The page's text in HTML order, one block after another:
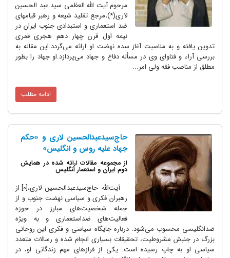
مرحوم آیت الله العظمی سید عبد الحسین
لاری(*)،مرجع تقلید شیعه و رهبر قیامهای
ضد استعماری و استبدادی جنوب ایران در
نیمه اول قرن‌ چهار دهم هجری قمری
به مناسبت آغاز سده نهضت او ارائه می‌گردد.این مقاله به
وی‌ در مسأله دفاع و جهاد می‌پردازد.او جهاد را بطور
فقه ولی امر...
حاج‌سیدعبدالحسین لاری و «حکم
جهاد علیه روس و انگلیس»
از مجموعه مقالات ارائه شده در همايش
دوم ايران و استعمار انگليس
آیت‌الله حاج‌سیدعبدالحسین لاری،[0] از
رهبران فکری و سیاسی نهضت جنوب و از
جمله شخصیت‌های مبارز در حوزه
فعالیت‌های ضداستعماری و به ویژه
می‌شود. درباره جایگاه سیاسی و فکری این روحانی
مشروطیت، تحقیقات بسیاری انجام شده و رسالات متعدد
رسیده است. یکی از فرازهای مهم زندگانی او، در